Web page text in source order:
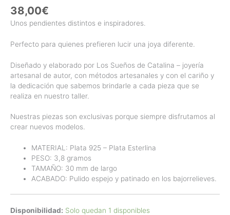
38,00€
Unos pendientes distintos e inspiradores.
Perfecto para quienes prefieren lucir una joya diferente.
Diseñado y elaborado por Los Sueños de Catalina – joyería
artesanal de autor, con métodos artesanales y con el cariño y
la dedicación que sabemos brindarle a cada pieza que se
realiza en nuestro taller.
Nuestras piezas son exclusivas porque siempre disfrutamos al
crear nuevos modelos.
MATERIAL: Plata 925 – Plata Esterlina
PESO: 3,8 gramos
TAMAÑO: 30 mm de largo
ACABADO: Pulido espejo y patinado en los bajorrelieves.
Disponibilidad: Solo quedan 1 disponibles